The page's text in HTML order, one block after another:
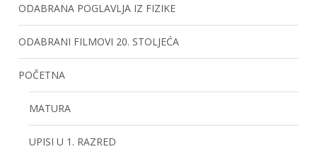
ODABRANA POGLAVLJA IZ FIZIKE
ODABRANI FILMOVI 20. STOLJEĆA
POČETNA
MATURA
UPISI U 1. RAZRED